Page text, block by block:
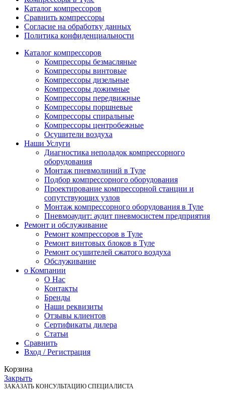
Каталог компрессоров
Сравнить компрессоры
Согласие на обработку данных
Политика конфиденциальности
Каталог компрессоров
Компрессоры безмасляные
Компрессоры винтовые
Компрессоры дизельные
Компрессоры дожимные
Компрессоры передвижные
Компрессоры поршневые
Компрессоры спиральные
Компрессоры центробежные
Осушители воздуха
Наши Услуги
Диагностика неполадок компрессорного
оборудования
Монтаж пневмолиний в Туле
Подбор компрессорного оборудования
Проектирование компрессорной станции и
сопутствующих узлов
Монтаж компрессорного оборудования в Туле
Пневмоаудит: аудит пневмосистем предприятия
Ремонт и обслуживание
Ремонт компрессоров в Туле
Ремонт винтовых блоков в Туле
Ремонт осушителей сжатого воздуха
Обслуживание
о Компании
О Нас
Контакты
Бренды
Наши реквизиты
Отзывы клиентов
Сертификаты дилера
Статьи
Сравнить
Вход / Регистрация
Корзина
Закрыть
ЗАКАЗАТЬ КОНСУЛЬТАЦИЮ СПЕЦИАЛИСТА